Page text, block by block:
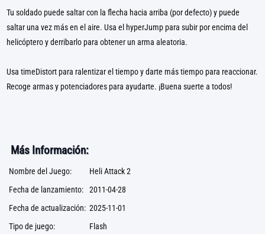
Tu soldado puede saltar con la flecha hacia arriba (por defecto) y puede
saltar una vez más en el aire. Usa el hyperJump para subir por encima del
helicóptero y derribarlo para obtener un arma aleatoria.
Usa timeDistort para ralentizar el tiempo y darte más tiempo para reaccionar.
Recoge armas y potenciadores para ayudarte. ¡Buena suerte a todos!
Más Información:
Nombre del Juego:
Heli Attack 2
Fecha de lanzamiento: 2011-04-28
Fecha de actualización: 2025-11-01
Tipo de juego:
Flash